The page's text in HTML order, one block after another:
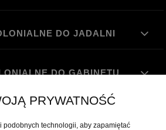
DO JADALNI
DO GABINETU
PRYWATNOŚĆ
podobnych technologii, aby zapamiętać